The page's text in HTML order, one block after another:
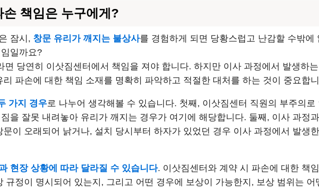
책임은 누구에게?
잠시, 창문 유리가 깨지는 불상사를 경험하게 되면 당황스럽고 난감할 수밖에
일까요?
당연히 이삿짐센터에서 책임을 져야 합니다. 하지만 이사 과정에서 발생하
파손에 대한 책임 소재를 명확히 파악하고 적절한 대처를 하는 것이 중요합
가지 경우로 나누어 생각해볼 수 있습니다. 첫째, 이삿짐센터 직원의 부주의
을 잘못 내려놓아 유리가 깨지는 경우가 여기에 해당합니다. 둘째, 이사 과정
이 오래되어 낡거나, 설치 당시부터 하자가 있었던 경우 이사 과정에서 발생
현장 상황에 따라 달라질 수 있습니다. 이삿짐센터와 계약 시 파손에 대한 책
규정이 명시되어 있는지, 그리고 어떤 경우에 보상이 가능한지, 보상 범위는 어